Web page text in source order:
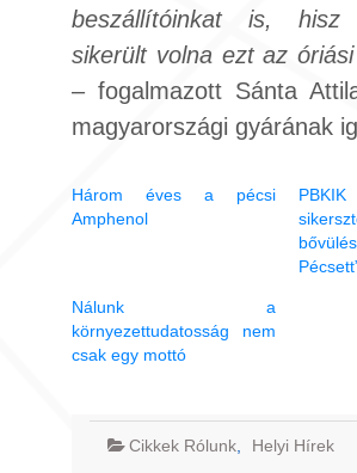
beszállítóinkat is, hisz
sikerült volna ezt az
– fogalmazott Sánta
magyarországi gyárának
Három éves a pécsi
Amphenol
Nálunk a
környezettudatosság nem
csak egy mottó
Cikkek Rólunk Helyi Hírek